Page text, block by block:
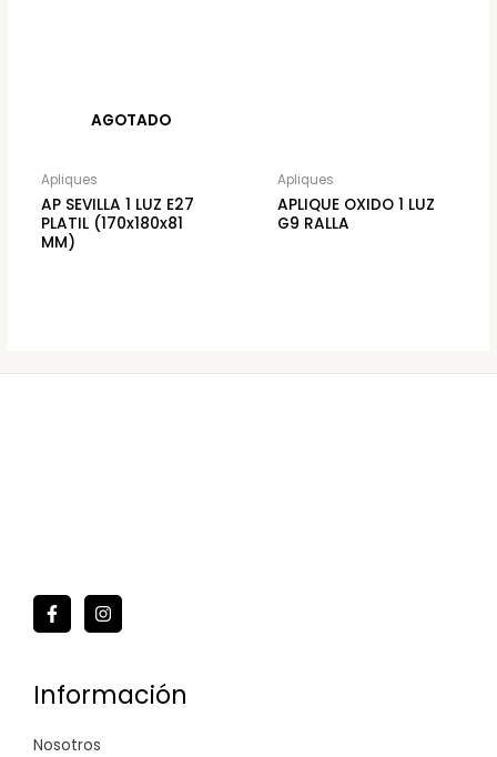
AGOTADO
Apliques
AP SEVILLA 1 LUZ E27
PLATIL (170x180x81
MM)
Apliques
APLIQUE OXIDO 1 LUZ
G9 RALLA
Información
Nosotros